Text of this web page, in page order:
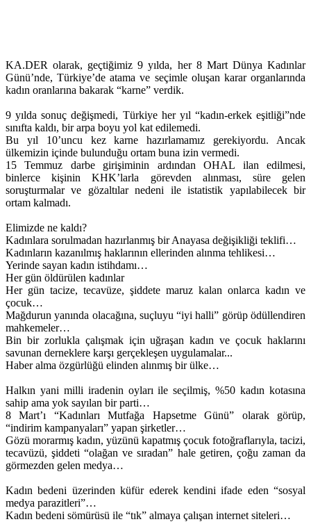
KA.DER olarak, geçtiğimiz 9 yılda, her 8 Mart Dünya Kadınlar
Günü’nde, Türkiye’de atama ve seçimle oluşan karar organlarında
kadın oranlarına bakarak “karne” verdik.
9 yılda sonuç değişmedi, Türkiye her yıl “kadın-erkek eşitliği”nde
sınıfta kaldı, bir arpa boyu yol kat edilemedi.
Bu yıl 10’uncu kez karne hazırlamamız gerekiyordu. Ancak
ülkemizin içinde bulunduğu ortam buna izin vermedi.
15 Temmuz darbe girişiminin ardından OHAL ilan edilmesi,
binlerce kişinin KHK’larla görevden alınması, süre gelen
soruşturmalar ve gözaltılar nedeni ile istatistik yapılabilecek bir
ortam kalmadı.
Elimizde ne kaldı?
Kadınlara sorulmadan hazırlanmış bir Anayasa değişikliği teklifi…
Kadınların kazanılmış haklarının ellerinden alınma tehlikesi…
Yerinde sayan kadın istihdamı…
Her gün öldürülen kadınlar
Her gün tacize, tecavüze, şiddete maruz kalan onlarca kadın ve
çocuk…
Mağdurun yanında olacağına, suçluyu “iyi halli” görüp ödüllendiren
mahkemeler…
Bin bir zorlukla çalışmak için uğraşan kadın ve çocuk haklarını
savunan derneklere karşı gerçekleşen uygulamalar...
Haber alma özgürlüğü elinden alınmış bir ülke…
Halkın yani milli iradenin oyları ile seçilmiş, %50 kadın kotasına
sahip ama yok sayılan bir parti…
8 Mart’ı “Kadınları Mutfağa Hapsetme Günü” olarak görüp,
“indirim kampanyaları” yapan şirketler…
Gözü morarmış kadın, yüzünü kapatmış çocuk fotoğraflarıyla, tacizi,
tecavüzü, şiddeti “olağan ve sıradan” hale getiren, çoğu zaman da
görmezden gelen medya…
Kadın bedeni üzerinden küfür ederek kendini ifade eden “sosyal
medya parazitleri”…
Kadın bedeni sömürüsü ile “tık” almaya çalışan internet siteleri…